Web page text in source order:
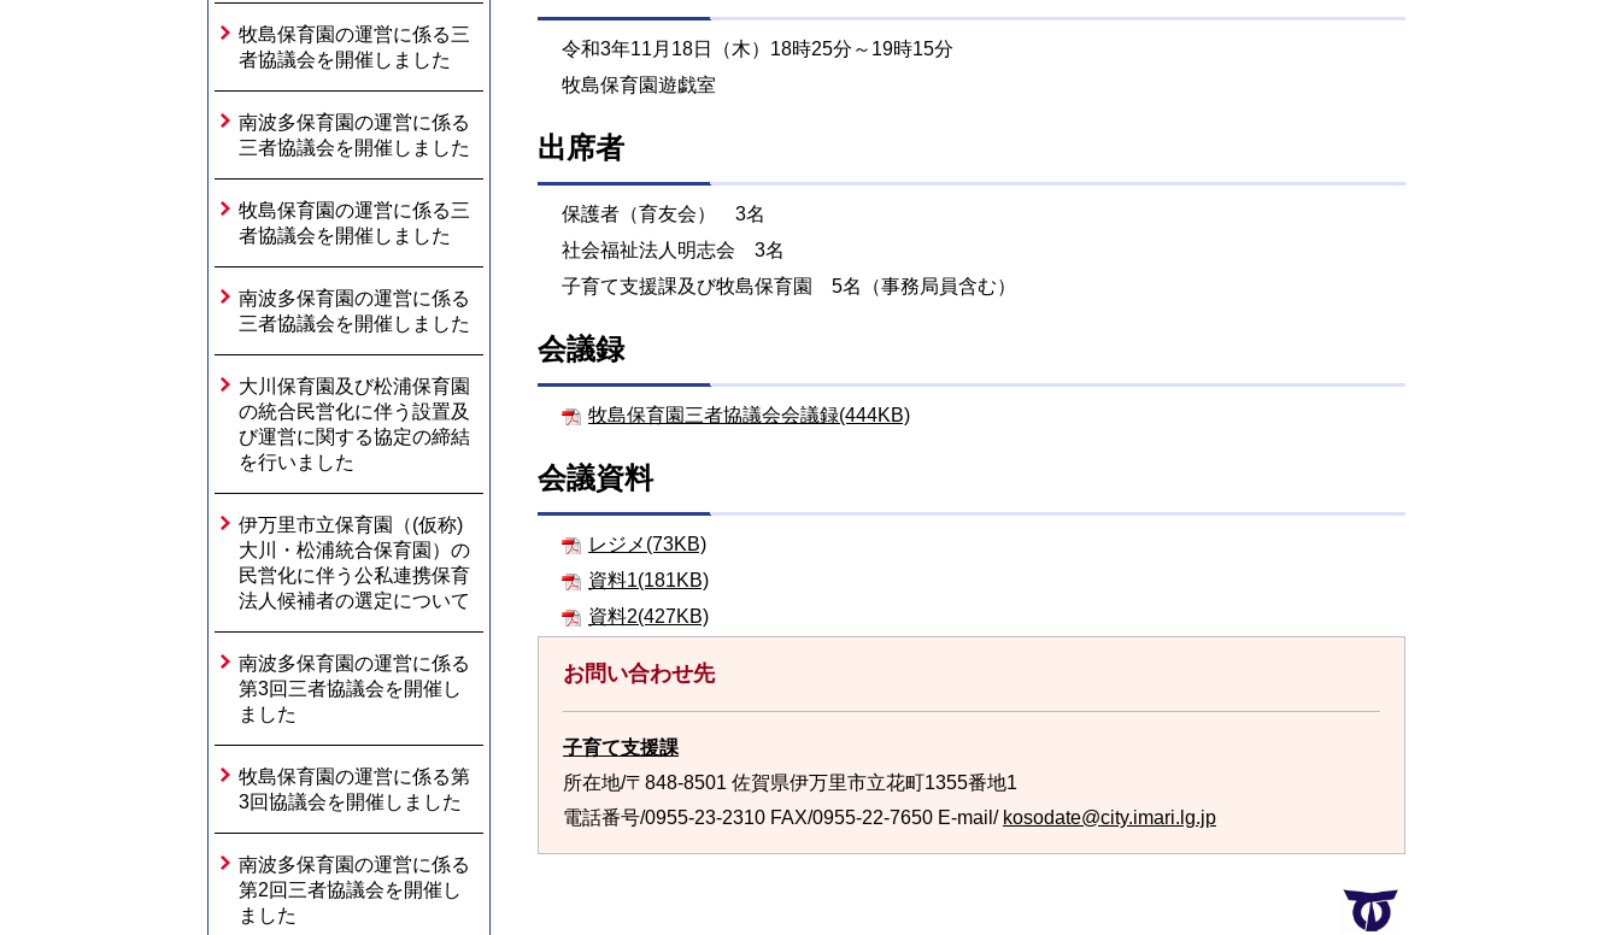
牧島保育園の運営に係る三
者協議会を開催しました
南波多保育園の運営に係る
三者協議会を開催しました
牧島保育園の運営に係る三
者協議会を開催しました
南波多保育園の運営に係る
三者協議会を開催しました
大川保育園及び松浦保育園
の統合民営化に伴う設置及
び運営に関する協定の締結
を行いました
伊万里市立保育園（(仮称)
大川・松浦統合保育園）の
民営化に伴う公私連携保育
法人候補者の選定について
南波多保育園の運営に係る
第3回三者協議会を開催し
ました
牧島保育園の運営に係る第
3回協議会を開催しました
南波多保育園の運営に係る
第2回三者協議会を開催し
ました
令和3年11月18日（木）18時25分～19時15分
牧島保育園遊戯室
出席者
保護者（育友会） 3名
社会福祉法人明志会 3名
子育て支援課及び牧島保育園 5名（事務局員含む）
会議録
牧島保育園三者協議会会議録(444KB)
会議資料
レジメ(73KB)
資料1(181KB)
資料2(427KB)
お問い合わせ先
子育て支援課
所在地/〒848-8501 佐賀県伊万里市立花町1355番地1
電話番号/0955-23-2310 FAX/0955-22-7650 E-mail/ kosodate@city.imari.lg.jp